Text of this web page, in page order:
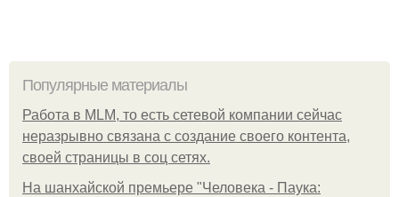
Популярные материалы
Работа в MLM, то есть сетевой компании сейчас
неразрывно связана с создание своего контента,
своей страницы в соц сетях.
На шанхайской премьере "Человека - Паука: